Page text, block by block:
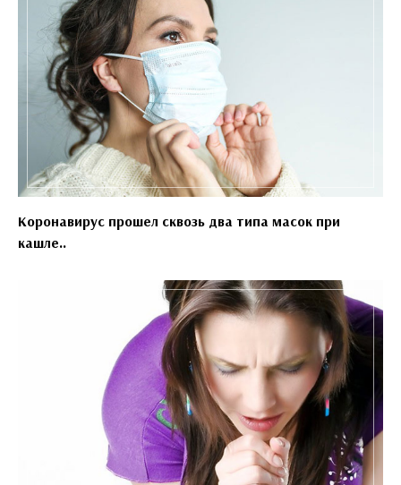
Коронавирус прошел сквозь два типа масок при
кашле..